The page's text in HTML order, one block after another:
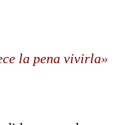
la pena vivirla»